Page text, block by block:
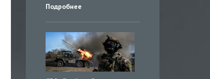
Подробнее